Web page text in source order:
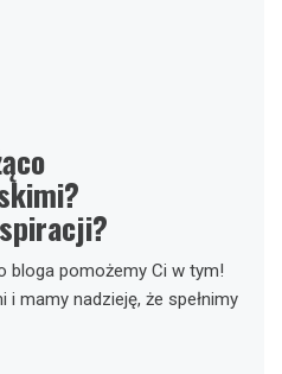
bloga pomożemy Ci w tym!
mamy nadzieję, że spełnimy